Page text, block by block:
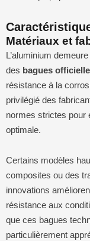
Matériaux et
L’aluminium
des bagues
résistance à la
privilégié des
normes strictes pour
optimale.
Certains modèles
composites ou des
innovations
résistance aux
que ces bagues
particulièrement